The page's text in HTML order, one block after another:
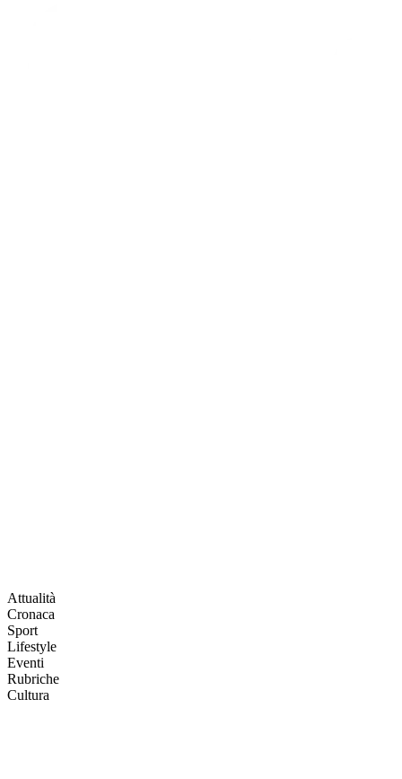
Attualità
Cronaca
Sport
Lifestyle
Eventi
Rubriche
Cultura